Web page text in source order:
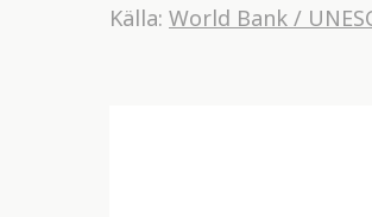
Källa: World Bank /